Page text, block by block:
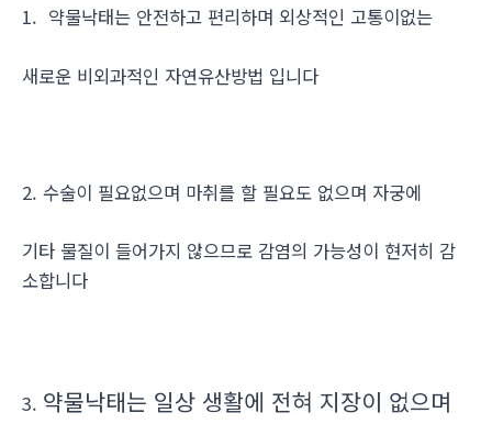
1. 약물낙태는 안전하고 편리하며 외상적인 고통이없는
새로운 비외과적인 자연유산방법 입니다
2. 수술이 필요없으며 마취를 할 필요도 없으며 자궁에
기타 물질이 들어가지 않으므로 감염의 가능성이 현저히 감
소합니다
3. 약물낙태는 일상 생활에 전혀 지장이 없으며